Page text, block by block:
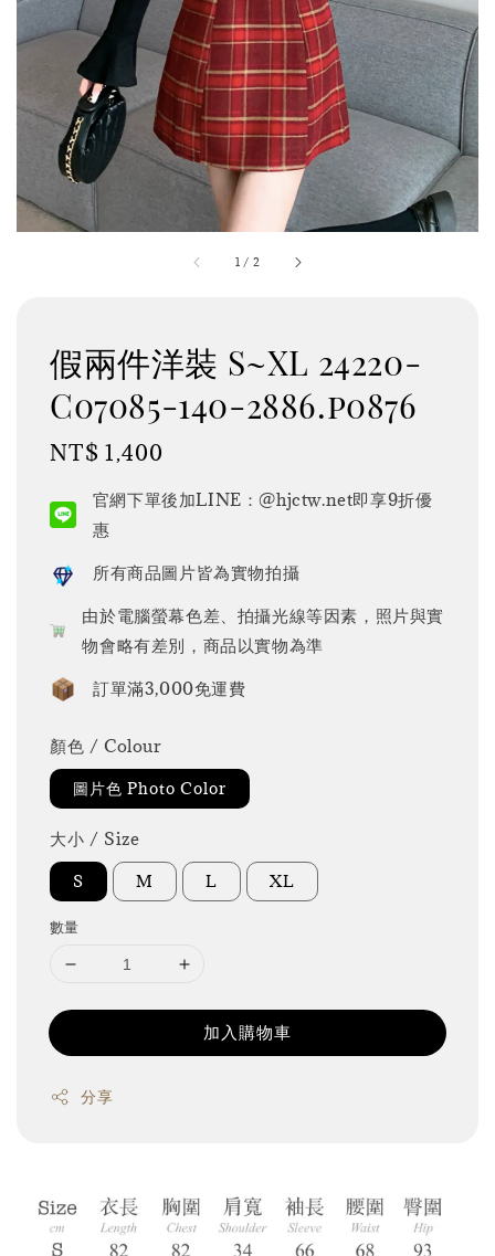
1 / 2
假兩件洋裝 S~XL 24220-
C07085-140-2886.p0876
Regular
NT$ 1,400
官網下單後加LINE：@hjctw.net即享9折優
惠
所有商品圖片皆為實物拍攝
由於電腦螢幕色差、拍攝光線等因素，照片與實
物會略有差別，商品以實物為準
訂單滿3,000免運費
顏色 / Colour
圖片色 Photo Color
大小 / Size
S M L XL
數量
加入購物車
分享